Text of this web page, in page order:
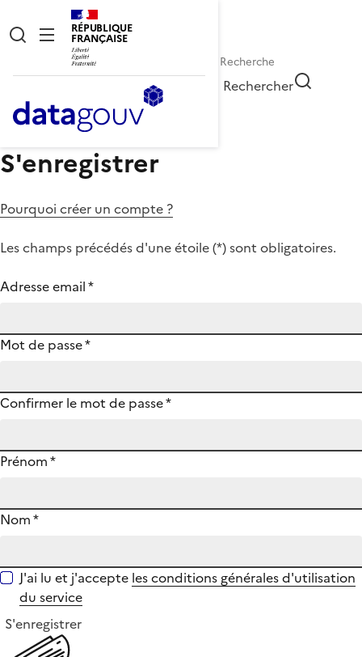
RÉPUBLIQUE
FRANÇAISE
Rechercher
S'enregistrer
Pourquoi créer un compte ?
Les champs précédés d'une étoile (*) sont obligatoires.
Adresse email*
Mot de passe*
Confirmer le mot de passe*
Prénom*
Nom*
J'ai lu et j'accepte les conditions générales d'utilisation
du service
S'enregistrer